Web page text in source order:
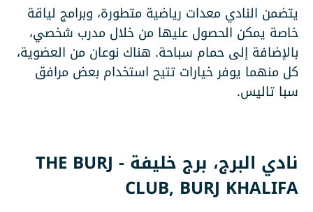
يتضمن النادي معدات رياضية متطورة، وبرامج لياقة
خاصة يمكن الحصول عليها من خلال مدرب شخصي،
بالإضافة إلى حمام سباحة. هناك نوعان من العضوية،
كل منهما يوفر خيارات تتيح استخدام بعض مرافق
سبا تاليس.
نادي البرج، برج خليفة - THE BURJ
CLUB, BURJ KHALIFA